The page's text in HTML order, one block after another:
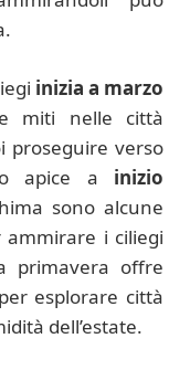
inizia a marzo
miti nelle città
proseguire verso
apice a inizio
sono alcune
ammirare i ciliegi
primavera offre
esplorare città
dell’estate.